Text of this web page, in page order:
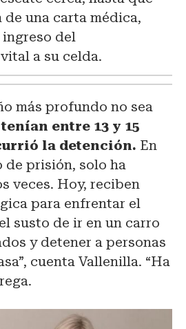
de una carta médica,
del
a su celda.
más profundo no sea
entre 13 y 15
la detención. En
prisión, solo ha
veces. Hoy, reciben
para enfrentar el
susto de ir en un carro
y detener a personas
cuenta Vallenilla. “Ha